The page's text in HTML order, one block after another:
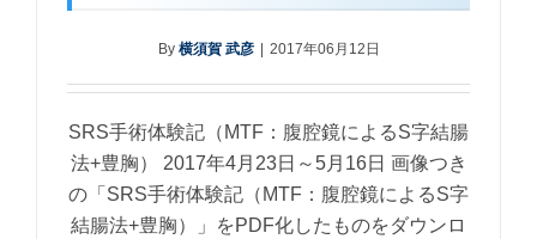
By 横須賀 武彦 | 2017年06月12日
SRS手術体験記（MTF：腹腔鏡によるS字結腸
法+豊胸） 2017年4月23日～5月16日 画像つき
の「SRS手術体験記（MTF：腹腔鏡によるS字
結腸法+豊胸）」をPDF化したものをダウンロ